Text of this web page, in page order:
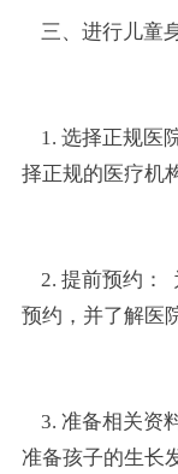
三、进行儿童
1. 选择正规医
择正规的医疗机
2. 提前预约：
预约，并了解医
3. 准备相关资
准备孩子的生长